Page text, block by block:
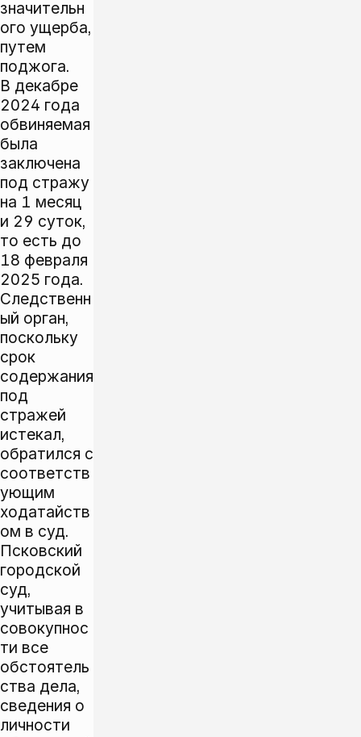
значительн
ого ущерба,
путем
поджога.
В декабре
2024 года
обвиняемая
была
заключена
под стражу
на 1 месяц
и 29 суток,
то есть до
18 февраля
2025 года.
Следственн
ый орган,
поскольку
срок
содержания
под
стражей
истекал,
обратился с
соответств
ующим
ходатайств
ом в суд.
Псковский
городской
суд,
учитывая в
совокупнос
ти все
обстоятель
ства дела,
сведения о
личности